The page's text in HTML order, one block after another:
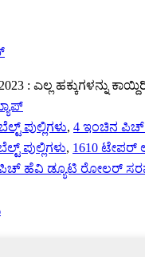
: ಎಲ್ಲ ಹಕ್ಕುಗಳನ್ನು
ಪುಲ್ಲಿಗಳು, 4 ಇಂಚಿನ ಪಿಚ್
ಪುಲ್ಲಿಗಳು, 1610 ಟೇಪರ್
ಹೆವಿ ಡ್ಯೂಟಿ ರೋಲರ್